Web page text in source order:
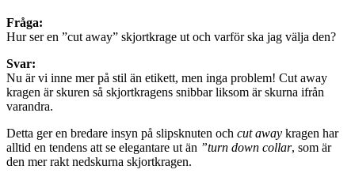
Fråga:
Hur ser en ”cut away” skjortkrage ut och varför ska jag välja den?
Svar:
Nu är vi inne mer på stil än etikett, men inga problem! Cut away
kragen är skuren så skjortkragens snibbar liksom är skurna ifrån
varandra.
Detta ger en bredare insyn på slipsknuten och cut away kragen har
alltid en tendens att se elegantare ut än ”turn down collar, som är
den mer rakt nedskurna skjortkragen.